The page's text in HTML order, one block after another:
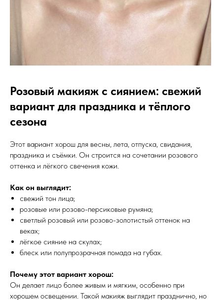
Розовый макияж с сиянием: свежий
вариант для праздника и тёплого
сезона
Этот вариант хорош для весны, лета, отпуска, свидания,
праздника и съёмки. Он строится на сочетании розового
оттенка и лёгкого свечения кожи.
Как он выглядит:
свежий тон лица;
розовые или розово-персиковые румяна;
светлый розовый или розово-золотистый оттенок на
веках;
лёгкое сияние на скулах;
блеск или полупрозрачная помада на губах.
Почему этот вариант хорош:
Он делает лицо более живым и мягким, особенно при
хорошем освещении. Такой макияж выглядит празднично, но